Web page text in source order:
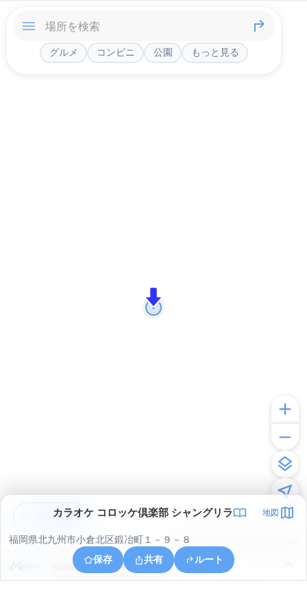
© ONE COMPATH © GeoTechnologies Inc.
グルメ コンビニ 公園 もっと見る
カラオケ コロッケ倶楽部 シャングリラ 地図
福岡県北九州市小倉北区鍛冶町１－９－８
保存
共有 ルート
福岡県北九州市小倉北区日明１丁目１４
アプリで見る